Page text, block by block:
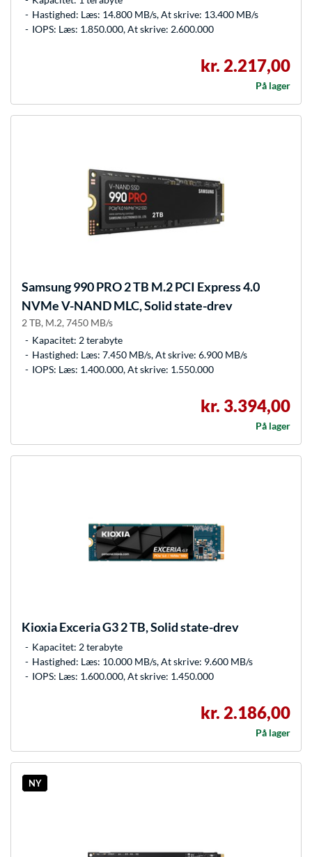
Hastighed: Læs: 14.800 MB/s, At skrive: 13.400 MB/s
IOPS: Læs: 1.850.000, At skrive: 2.600.000
kr. 2.217,00
På lager
Samsung990 PRO 2 TB M.2 PCI Express 4.0
NVMe V-NAND MLC, Solid state-drev
2 TB, M.2, 7450 MB/s
Kapacitet: 2 terabyte
Hastighed: Læs: 7.450 MB/s, At skrive: 6.900 MB/s
IOPS: Læs: 1.400.000, At skrive: 1.550.000
kr. 3.394,00
På lager
KioxiaExceria G3 2 TB, Solid state-drev
Kapacitet: 2 terabyte
Hastighed: Læs: 10.000 MB/s, At skrive: 9.600 MB/s
IOPS: Læs: 1.600.000, At skrive: 1.450.000
kr. 2.186,00
På lager
NY